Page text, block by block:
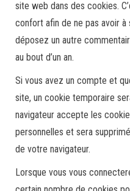
site web dans des cookies.
confort afin de ne pas avoir
déposez un autre
au bout d’un an.
Si vous avez un compte et
site, un cookie temporaire
navigateur accepte les
personnelles et sera
de votre navigateur.
Lorsque vous vous